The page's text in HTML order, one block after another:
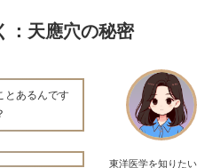
：天應穴の秘密
東洋医学を知りたい
とあるんです